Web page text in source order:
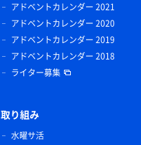
アドベントカレンダー 2021
アドベントカレンダー 2020
アドベントカレンダー 2019
アドベントカレンダー 2018
ライター募集
取り組み
水曜サ活